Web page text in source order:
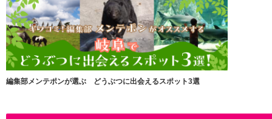
編集部メンテポンが選ぶ どうぶつに出会えるスポット3選